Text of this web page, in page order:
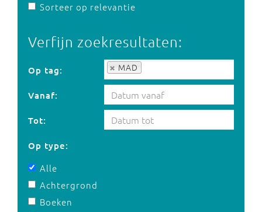
Sorteer op relevantie
Verfijn zoekresultaten:
Op tag: MAD
Op tag:
Vanaf:
Tot:
Op type:
Alle
Achtergrond
Boeken